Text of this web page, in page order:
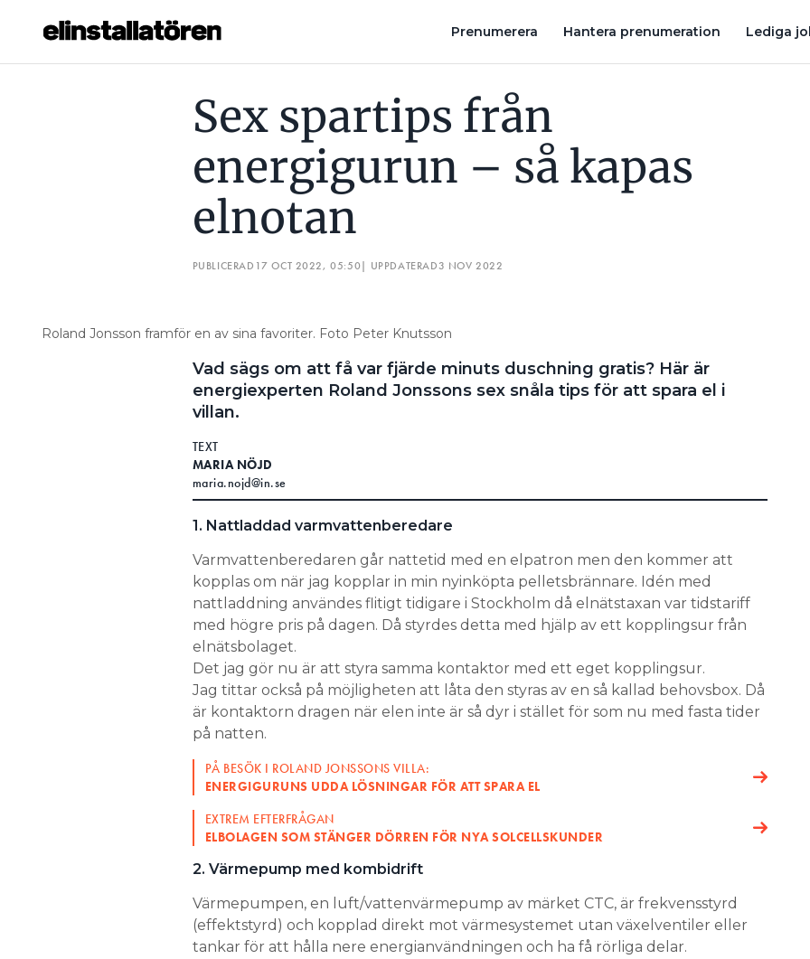
Prenumerera Hantera prenumeration Lediga
Hantera prenumeration
Sex spartips från
energigurun – så kapas
elnotan
PUBLICERAD 17 OCT 2022, 05:50| UPPDATERAD3 NOV 2022
Roland Jonsson framför en av sina favoriter. Foto Peter Knutsson
Vad sägs om att få var fjärde minuts duschning gratis? Här är
energiexperten Roland Jonssons sex snåla tips för att spara el i
villan.
TEXT
MARIA NÖJD
maria.nojd@in.se
1. Nattladdad varmvattenberedare
Varmvattenberedaren går nattetid med en elpatron men den kommer att
kopplas om när jag kopplar in min nyinköpta pelletsbrännare. Idén med
nattladdning användes flitigt tidigare i Stockholm då elnätstaxan var tidstariff
med högre pris på dagen. Då styrdes detta med hjälp av ett kopplingsur från
elnätsbolaget.
Det jag gör nu är att styra samma kontaktor med ett eget kopplingsur.
Jag tittar också på möjligheten att låta den styras av en så kallad behovsbox. Då
är kontaktorn dragen när elen inte är så dyr i stället för som nu med fasta tider
på natten.
PÅ BESÖK I ROLAND JONSSONS VILLA:
ENERGIGURUNS UDDA LÖSNINGAR FÖR ATT SPARA EL
EXTREM EFTERFRÅGAN
ELBOLAGEN SOM STÄNGER DÖRREN FÖR NYA SOLCELLSKUNDER
2. Värmepump med kombidrift
Värmepumpen, en luft/vattenvärmepump av märket CTC, är frekvensstyrd
(effektstyrd) och kopplad direkt mot värmesystemet utan växelventiler eller
tankar för att hålla nere energianvändningen och ha få rörliga delar.
SEX SPARTIPS FRÅN ENERGIGURUN – SÅ KAPAS ELNOTAN ENERGISLUKARNA – SÅ MYCKET EL DRAR PRYLARNA I HEMMET